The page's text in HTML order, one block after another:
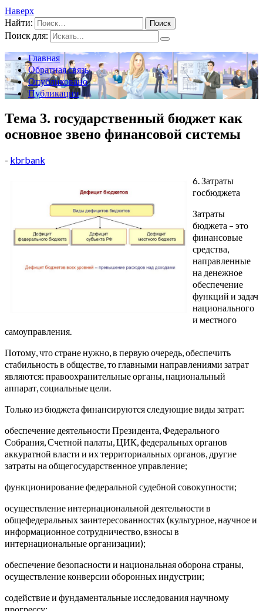
Наверх
Найти:
Поиск для:
Главная
Обратная связь
Опубликовано
Публикации
Тема 3. государственный бюджет как
основное звено финансовой системы
- kbrbank
6. Затраты
госбюджета
Затраты
бюджета – это
финансовые
средства,
направленные
на денежное
обеспечение
функций и задач
национального
и местного
самоуправления.
Потому, что стране нужно, в первую очередь, обеспечить
стабильность в обществе, то главными направлениями затрат
являются: правоохранительные органы, национальный
аппарат, социальные цели.
Только из бюджета финансируются следующие виды затрат:
обеспечение деятельности Президента, Федерального
Собрания, Счетной палаты, ЦИК, федеральных органов
аккуратной власти и их территориальных органов, другие
затраты на общегосударственное управление;
функционирование федеральной судебной совокупности;
осуществление интернациональной деятельности в
общефедеральных заинтересованностях (культурное, научное и
информационное сотрудничество, взносы в
интернациональные организации);
обеспечение безопасности и национальная оборона страны,
осуществление конверсии оборонных индустрии;
содействие и фундаментальные исследования научному